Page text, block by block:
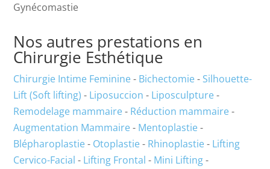
Gynécomastie
Nos autres prestations en
Chirurgie Esthétique
Chirurgie Intime Feminine- Bichectomie- Silhouette-
Lift (Soft lifting) - Liposuccion - Liposculpture-
Remodelage mammaire- Réduction mammaire-
Augmentation Mammaire- Mentoplastie-
Blépharoplastie- Otoplastie- Rhinoplastie- Lifting
Cervico-Facial - Lifting Frontal - Mini Lifting-